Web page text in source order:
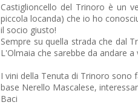
Castiglioncello del Trinoro è un
piccola locanda) che io ho
il socio giusto!
Sempre su quella strada che dal
L'Olmaia che sarebbe da andare a
I vini della Tenuta di Trinoro sono
base Nerello Mascalese,
Baci